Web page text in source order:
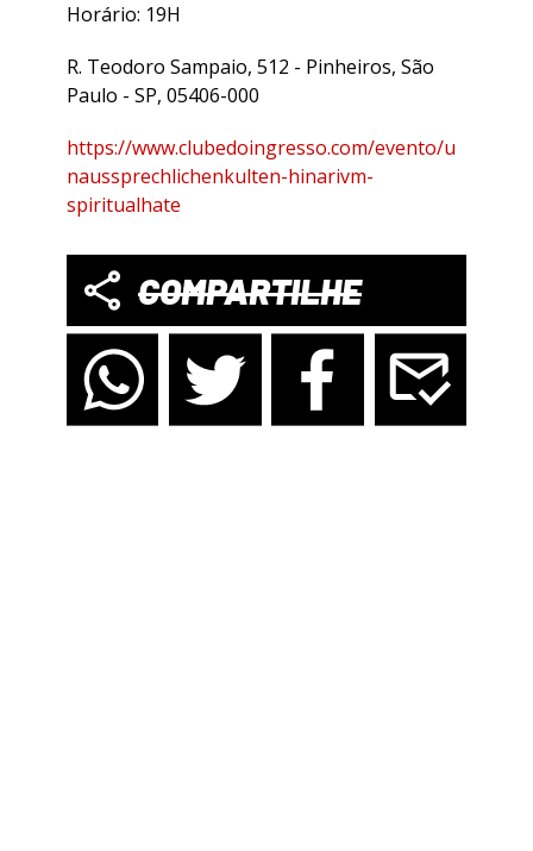
Horário: 19H
R. Teodoro Sampaio, 512 - Pinheiros, São
Paulo - SP, 05406-000
https://www.clubedoingresso.com/evento/u
naussprechlichenkulten-hinarivm-
spiritualhate
COMPARTILHE